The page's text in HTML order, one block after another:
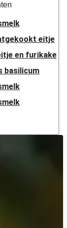
eitje
en furikake
basilicum